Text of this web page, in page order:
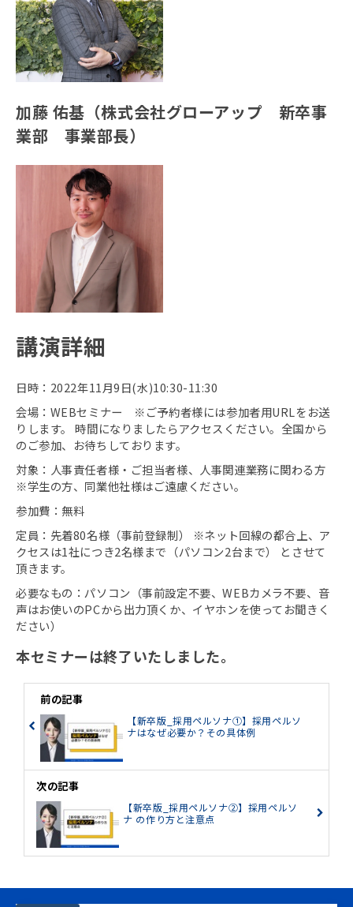
加藤 佑基（株式会社グローアップ 新卒事
業部 事業部長）
講演詳細
日時：2022年11月9日(水)10:30-11:30
会場：WEBセミナー ※ご予約者様には参加者用URLをお送
りします。 時間になりましたらアクセスください。全国から
のご参加、お待ちしております。
対象：人事責任者様・ご担当者様、人事関連業務に関わる方
※学生の方、同業他社様はご遠慮ください。
参加費：無料
定員：先着80名様（事前登録制） ※ネット回線の都合上、ア
クセスは1社につき2名様まで（パソコン2台まで） とさせて
頂きます。
必要なもの：パソコン（事前設定不要、WEBカメラ不要、音
声はお使いのPCから出力頂くか、イヤホンを使ってお聞きく
ださい）
本セミナーは終了いたしました。
前の記事
【新卒版_採用ペルソナ①】採用ペルソ
ナはなぜ必要か？その具体例
次の記事
【新卒版_採用ペルソナ②】採用ペルソ
ナ の作り方と注意点